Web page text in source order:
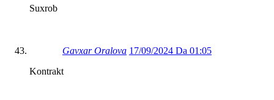
Suxrob
Gavxar Oralova 17/09/2024 Da 01:05
Kontrakt